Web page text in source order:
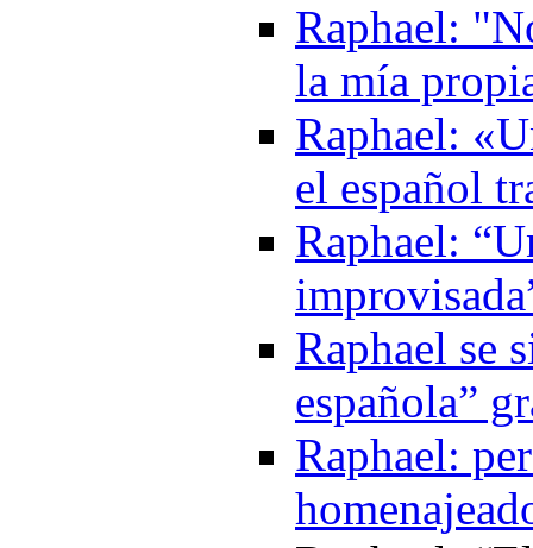
Raphael:
la mía
Raphael:
el español
Raphael:
Raphael se
española”
Raphael: